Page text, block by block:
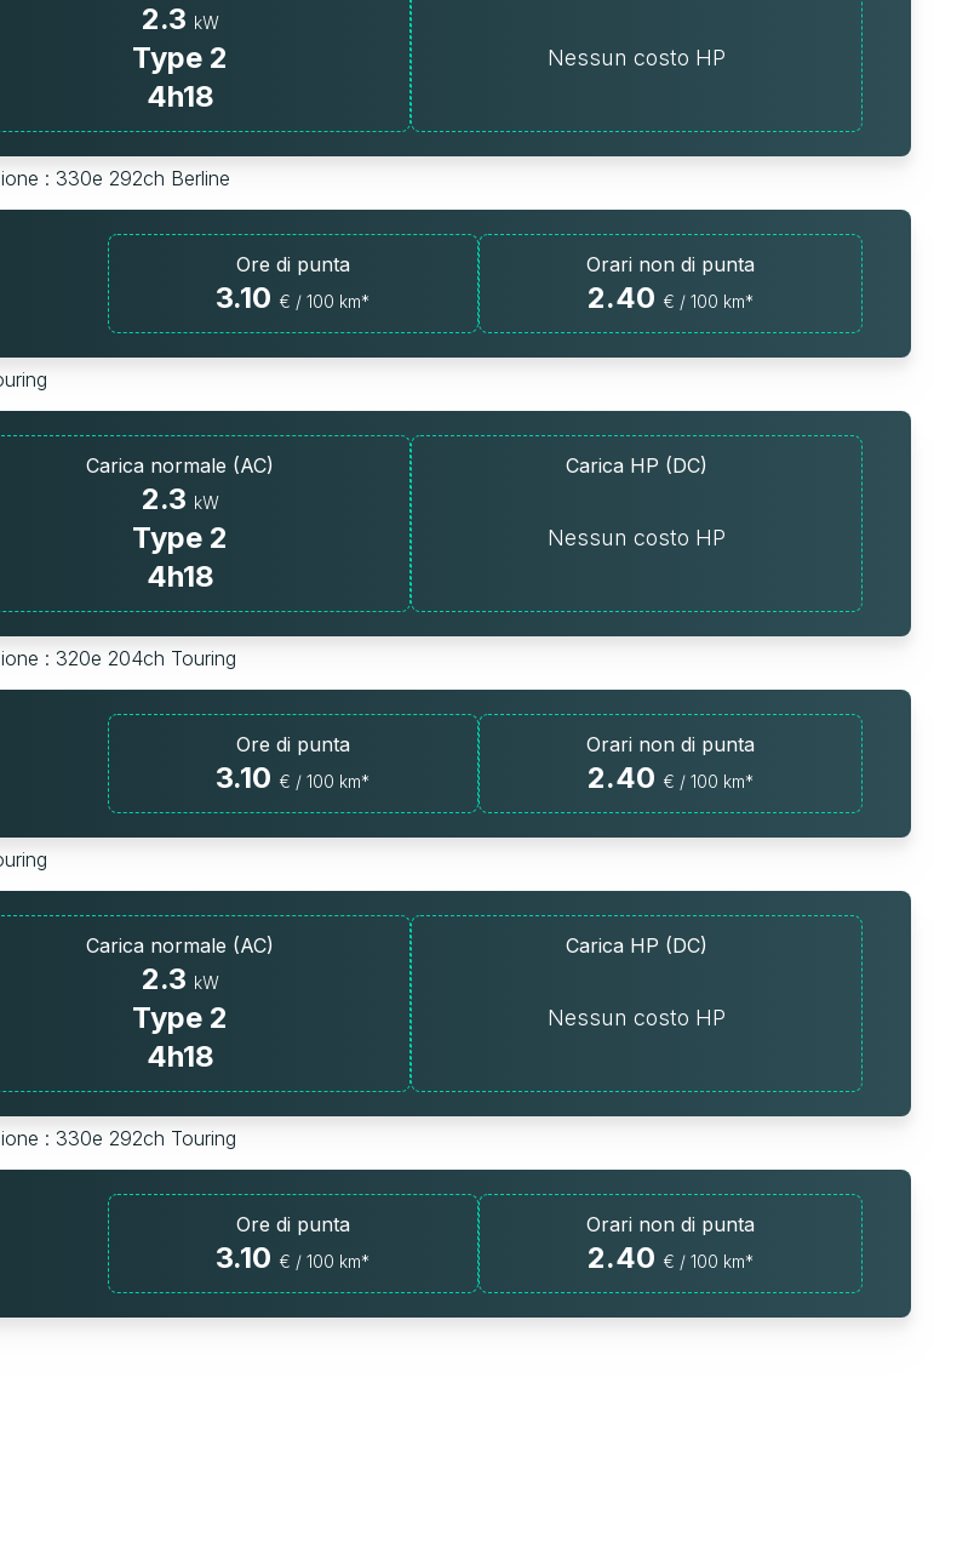
2.3 kW
Type 2
4h18
Nessun costo HP
: 330e 292ch Berline
Ore di punta
3.10 € / 100 km*
Orari non di punta
2.40 € / 100 km*
Carica normale (AC)
2.3 kW
Type 2
4h18
Carica HP (DC)
Nessun costo HP
: 320e 204ch Touring
Ore di punta
3.10 € / 100 km*
Orari non di punta
2.40 € / 100 km*
Carica normale (AC)
2.3 kW
Type 2
4h18
Carica HP (DC)
Nessun costo HP
: 330e 292ch Touring
Ore di punta
3.10 € / 100 km*
Orari non di punta
2.40 € / 100 km*